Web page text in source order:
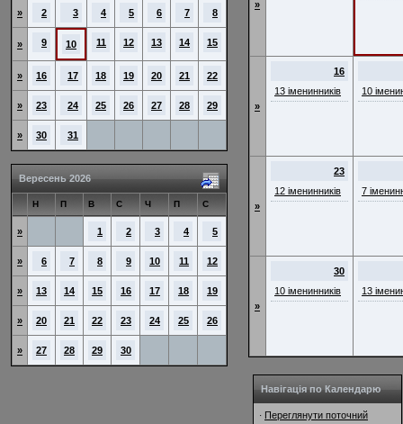
» 2 3 4 5 6 7 8
» 9 10 11 12 13 14 15
» 16 17 18 19 20 21 22
» 23 24 25 26 27 28 29
» 30 31
Вересень 2026
Н П В С Ч П С
» 1 2 3 4 5
» 6 7 8 9 10 11 12
» 13 14 15 16 17 18 19
» 20 21 22 23 24 25 26
» 27 28 29 30
»
»
16
13 іменинників
10
»
23
12 іменинників
7
»
30
10 іменинників
13
Навігація по Календарю
· Переглянути поточний